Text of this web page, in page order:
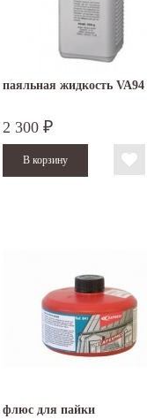
паяльная жидкость VA94
2 300 ₽
флюс для пайки